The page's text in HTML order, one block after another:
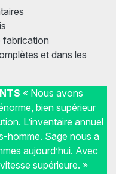
fabrication
et dans les
« Nous avons
bien supérieur
L’inventaire annuel
homme. Sage nous a
aujourd’hui. Avec
supérieure. »